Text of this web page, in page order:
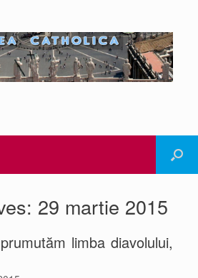
29 martie 2015
limba diavolului,